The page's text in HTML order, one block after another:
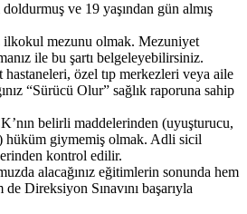
doldurmuş ve 19 yaşından gün almış
ilkokul mezunu olmak. Mezuniyet
ile bu şartı belgeleyebilirsiniz.
hastaneleri, özel tıp merkezleri veya aile
“Sürücü Olur” sağlık raporuna sahip
belirli maddelerinden (uyuşturucu,
hüküm giymemiş olmak. Adli sicil
kontrol edilir.
alacağınız eğitimlerin sonunda hem
de Direksiyon Sınavını başarıyla